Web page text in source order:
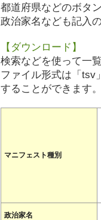
都道府県などのボタ
政治家名なども記入
【ダウンロード】
検索などを使って一
ファイル形式は「tsv
することができます。
マニフェスト種別
政治家名